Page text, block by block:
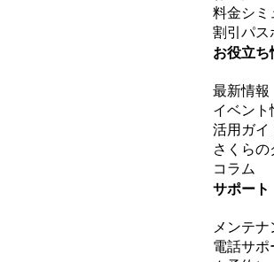
料金シミ
割引パス
お役立ち
最新情報
イベント
活用ガイ
さくらの
コラム
サポート
メンテ
電話サポ